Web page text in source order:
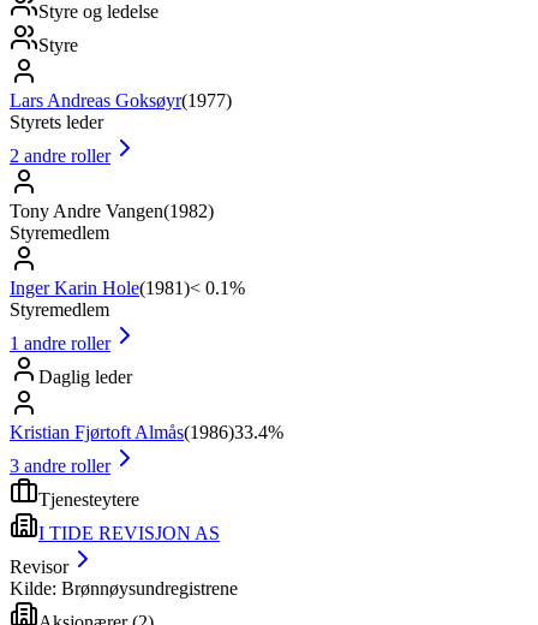
Styre og ledelse
Styre
Lars Andreas Goksøyr(1977)
Styrets leder
2 andre roller
Tony Andre Vangen(1982)
Styremedlem
Inger Karin Hole(1981)< 0.1%
Styremedlem
1 andre roller
Daglig leder
Kristian Fjørtoft Almås(1986)33.4%
3 andre roller
Tjenesteytere
I TIDE REVISJON AS
Revisor
Kilde: Brønnøysundregistrene